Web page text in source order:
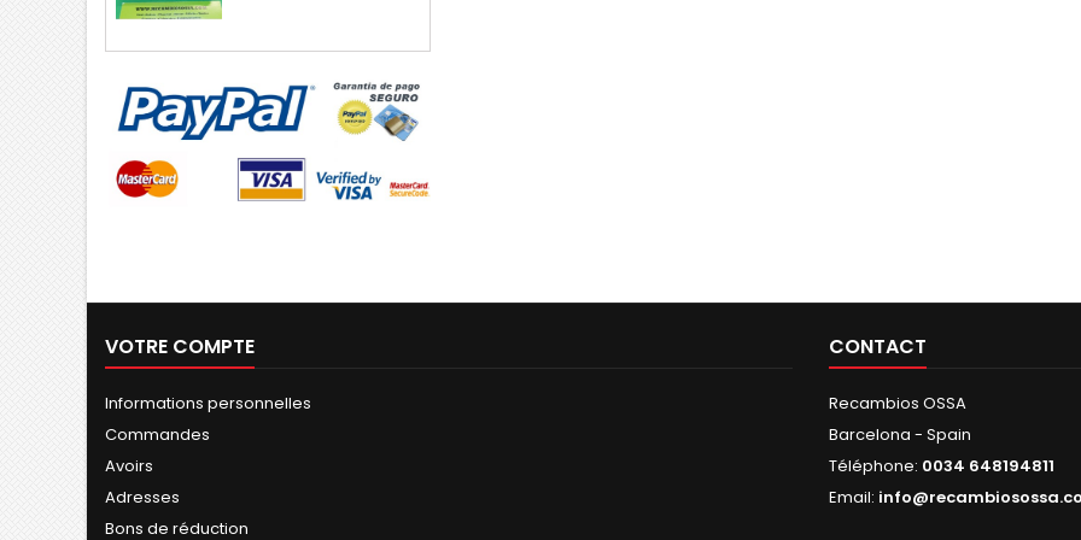
VOTRE COMPTE
Informations personnelles
Commandes
Avoirs
Adresses
Bons de réduction
CONTACT
Recambios OSSA
Barcelona - Spain
Téléphone: 0034 648194811
Email: